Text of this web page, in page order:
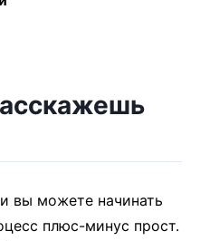
вы можете начинать
плюс-минус прост.